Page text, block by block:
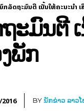
ກລັດຖະມົນຕີ ເນັ້ນໃຫ້ຄະນະນໍາ
ະມົນຕີ
ພັກ
BYນັກຂ່າວ ລາວ